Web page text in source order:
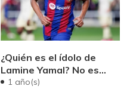
¿Quién es el ídolo de
Lamine Yamal? No es
Messi...a
1 año(s)